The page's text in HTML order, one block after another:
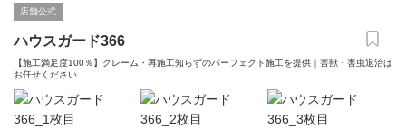
店舗公式
ハウスガード366
【施工満足度100％】クレーム・再施工知らずのパーフェクト施工を提供｜害獣・害虫退治は
お任せください